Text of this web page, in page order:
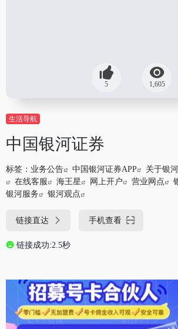
5 1,605
生活导航
中国银河证券
标签： 业务公告 中国银河证券APP 关于银河
在线客服
海王星 网上开户 营业网点
银河服务
银河观点
链接直达 手机查看
链接成功:2.5秒